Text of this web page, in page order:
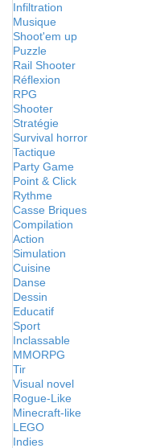
Infiltration
Musique
Shoot'em up
Puzzle
Rail Shooter
Réflexion
RPG
Shooter
Stratégie
Survival horror
Tactique
Party Game
Point & Click
Rythme
Casse Briques
Compilation
Action
Simulation
Cuisine
Danse
Dessin
Educatif
Sport
Inclassable
MMORPG
Tir
Visual novel
Rogue-Like
Minecraft-like
LEGO
Indies